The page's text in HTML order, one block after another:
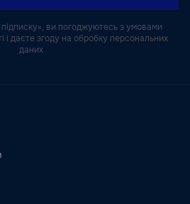
ви погоджуютесь з умовами
і даєте згоду на обробку персональних
даних